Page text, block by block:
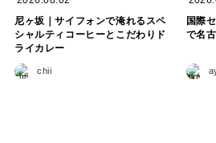
尼ヶ坂｜サイフォンで淹れるスペ
シャルティコーヒーとこだわりド
ライカレー
chii
国際
で名